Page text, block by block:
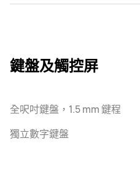
鍵盤及觸控屏
全呎吋鍵盤，1.5 mm 鍵程
獨立數字鍵盤